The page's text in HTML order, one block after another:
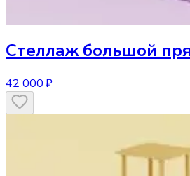
Стеллаж большой
42 000 ₽